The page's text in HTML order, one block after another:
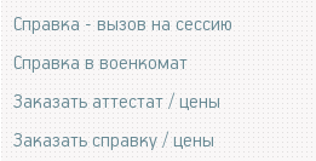
Справка - вызов на сессию
Справка в военкомат
Заказать аттестат / цены
Заказать справку / цены